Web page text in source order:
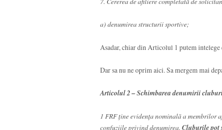
a) denumirea structurii sportive;
Asadar, chiar din Articolul 1 putem intelege
Dar sa nu ne oprim aici. Sa mergem mai
Articolul 2 – Schimbarea denumirii
1 FRF ţine evidenţa nominală a membrilor
confuziile privind denumirea. Cluburile pot